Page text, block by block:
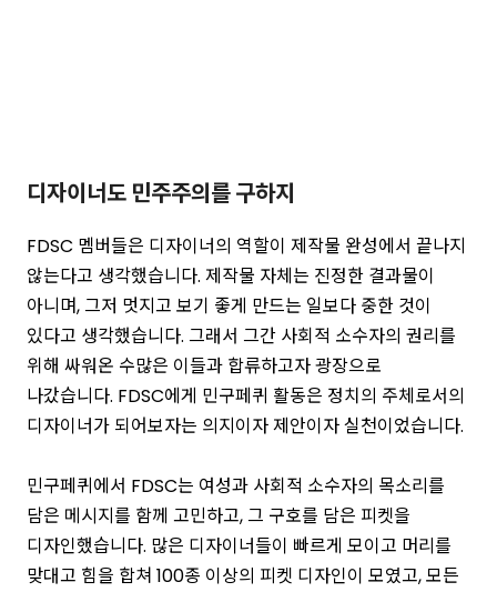
디자이너도 민주주의를 구하지
FDSC 멤버들은 디자이너의 역할이 제작물 완성에서 끝나지
않는다고 생각했습니다. 제작물 자체는 진정한 결과물이
아니며, 그저 멋지고 보기 좋게 만드는 일보다 중한 것이
있다고 생각했습니다. 그래서 그간 사회적 소수자의 권리를
위해 싸워온 수많은 이들과 합류하고자 광장으로
나갔습니다. FDSC에게 민구페퀴 활동은 정치의 주체로서의
디자이너가 되어보자는 의지이자 제안이자 실천이었습니다.
민구페퀴에서 FDSC는 여성과 사회적 소수자의 목소리를
담은 메시지를 함께 고민하고, 그 구호를 담은 피켓을
디자인했습니다. 많은 디자이너들이 빠르게 모이고 머리를
맞대고 힘을 합쳐 100종 이상의 피켓 디자인이 모였고, 모든